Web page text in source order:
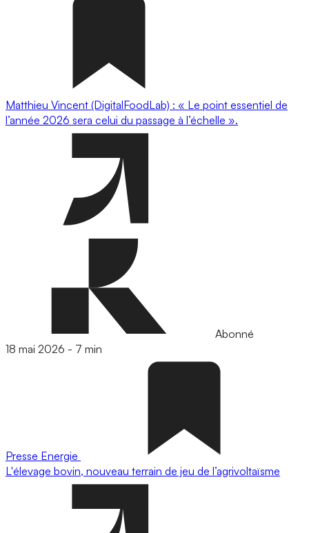
Matthieu Vincent (DigitalFoodLab) : « Le point essentiel de
l’année 2026 sera celui du passage à l’échelle ».
Abonné
18 mai 2026 - 7 min
Presse Energie
L'élevage bovin, nouveau terrain de jeu de l’agrivoltaïsme